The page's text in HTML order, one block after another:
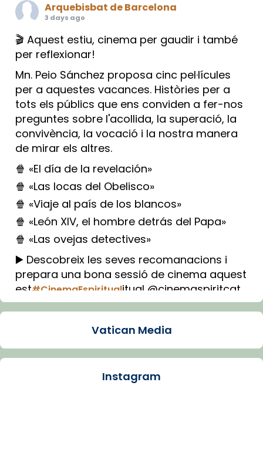
Arquebisbat de Barcelona
3 days ago
🎬 Aquest estiu, cinema per gaudir i també
per reflexionar!
Mn. Peio Sánchez proposa cinc pel·lícules
per a aquestes vacances. Històries per a
tots els públics que ens conviden a fer-nos
preguntes sobre l'acollida, la superació, la
convivència, la vocació i la nostra manera
de mirar els altres.
🍿 «El día de la revelación»
🍿 «Las locas del Obelisco»
🍿 «Viaje al país de los blancos»
🍿 «León XIV, el hombre detrás del Papa»
🍿 «Las ovejas detectives»
▶️ Descobreix les seves recomanacions i
prepara una bona sessió de cinema aquest
est#CinemaEspiritualitual @cinemaspiritcat
Imatge: Generada amb IA (OpenAI)
Arquebisbat de Barcelona
Vatican Media
Instagram